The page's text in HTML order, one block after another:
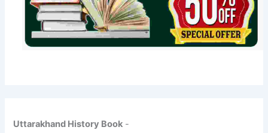
Uttarakhand History Book -